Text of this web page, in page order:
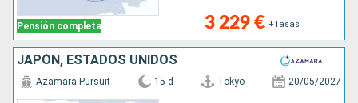
Pensión completa 3 229 € +Tasas
JAPÓN, ESTADOS UNIDOS
Azamara Pursuit 15 d Tokyo 20/05/2027